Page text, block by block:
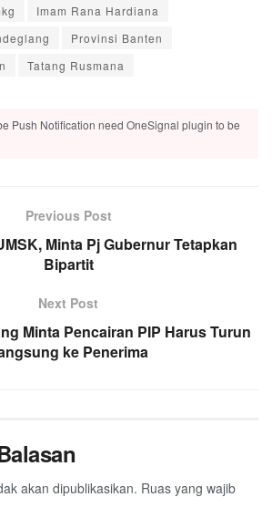
Imam Rana Hardiana
Provinsi Banten
Tatang Rusmana
Push Notification need OneSignal plugin to be
Previous Post
Minta Pj Gubernur Tetapkan
Bipartit
Next Post
Minta Pencairan PIP Harus Turun
ke Penerima
akan dipublikasikan. Ruas yang wajib